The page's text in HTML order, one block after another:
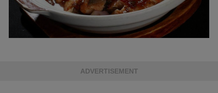
ADVERTISEMENT